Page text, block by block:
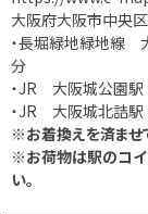
大阪府大阪市中央
・長堀緑地緑地線
分
・JR 大阪城公園
・JR 大阪城北詰
※お着換えを済ませ
※お荷物は駅のコイ
い。